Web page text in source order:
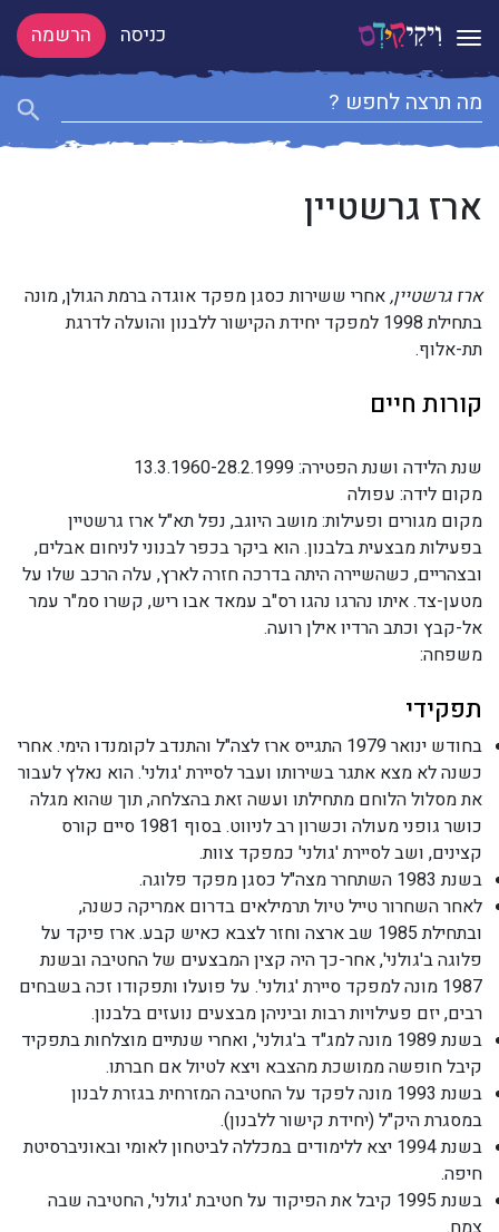
Toggle navigation כניסה הרשמה
ארז גרשטיין
ארז גרשטיין,אחרי ששירות כסגן מפקד אוגדה ברמת הגולן, מונה
בתחילת 1998 למפקד יחידת הקישור ללבנון והועלה לדרגת
תת-אלוף.
קורות חיים
שנת הלידה ושנת הפטירה: 13.3.1960-28.2.1999
מקום לידה: עפולה
מקום מגורים ופעילות: מושב היוגב, נפל תא"ל ארז גרשטיין
בפעילות מבצעית בלבנון. הוא ביקר בכפר לבנוני לניחום אבלים,
ובצהריים, כשהשיירה היתה בדרכה חזרה לארץ, עלה הרכב שלו על
מטען-צד. איתו נהרגו נהגו רס"ב עמאד אבו ריש, קשרו סמ"ר עמר
אל-קבץ וכתב הרדיו אילן רועה.
משפחה:
תפקידי
בחודש ינואר 1979 התגייס ארז לצה"ל והתנדב לקומנדו הימי. אחרי
כשנה לא מצא אתגר בשירותו ועבר לסיירת 'גולני'. הוא נאלץ לעבור
את מסלול הלוחם מתחילתו ועשה זאת בהצלחה, תוך שהוא מגלה
כושר גופני מעולה וכשרון רב לניווט. בסוף 1981 סיים קורס
קצינים, ושב לסיירת 'גולני' כמפקד צוות.
בשנת 1983 השתחרר מצה"ל כסגן מפקד פלוגה.
לאחר השחרור טייל טיול תרמילאים בדרום אמריקה כשנה,
ובתחילת 1985 שב ארצה וחזר לצבא כאיש קבע. ארז פיקד על
פלוגה ב'גולני', אחר-כך היה קצין המבצעים של החטיבה ובשנת
1987 מונה למפקד סיירת 'גולני'. על פועלו ותפקודו זכה בשבחים
רבים, יזם פעילויות רבות וביניהן מבצעים נועזים בלבנון.
בשנת 1989 מונה למג"ד ב'גולני', ואחרי שנתיים מוצלחות בתפקיד
קיבל חופשה ממושכת מהצבא ויצא לטיול אם חברתו.
בשנת 1993 מונה לפקד על החטיבה המזרחית בגזרת לבנון
במסגרת היק"ל (יחידת קישור ללבנון).
בשנת 1994 יצא ללימודים במכללה לביטחון לאומי ובאוניברסיטת
חיפה.
בשנת 1995 קיבל את הפיקוד על חטיבת 'גולני', החטיבה שבה